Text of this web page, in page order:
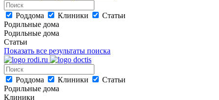
Роддома Клиники
Статьи
Родильные дома
Родильные дома
Статьи
Показать все результаты поиска
Роддома Клиники
Статьи
Родильные дома
Клиники